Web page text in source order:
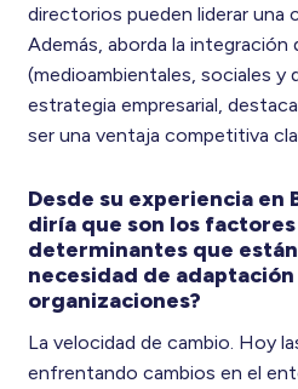
directorios pueden liderar una
Además, aborda la integración
(medioambientales, sociales y
estrategia empresarial,
ser una ventaja competitiva
Desde su experiencia en
diría que son los
determinantes que
necesidad de adaptación
organizaciones?
La velocidad de cambio. Hoy
enfrentando cambios en el